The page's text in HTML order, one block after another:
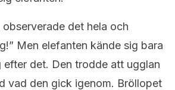
det hela och
Men elefanten kände sig bara
efter det. Den trodde att ugglan
vad den gick igenom. Bröllopet